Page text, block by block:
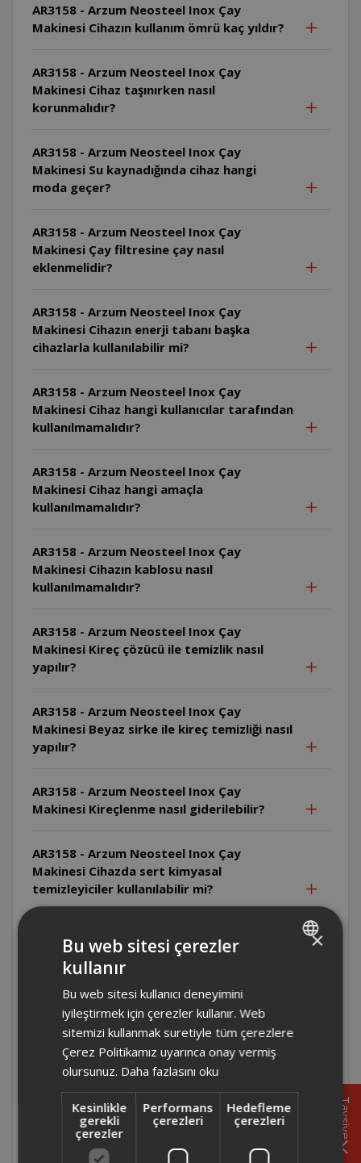
AR3158 - Arzum Neosteel Inox Çay
Makinesi Cihazın kullanım ömrü kaç yıldır?
AR3158 - Arzum Neosteel Inox Çay
Makinesi Cihaz taşınırken nasıl
korunmalıdır?
AR3158 - Arzum Neosteel Inox Çay
Makinesi Su kaynadığında cihaz hangi
moda geçer?
AR3158 - Arzum Neosteel Inox Çay
Makinesi Çay filtresine çay nasıl
eklenmelidir?
AR3158 - Arzum Neosteel Inox Çay
Makinesi Cihazın enerji tabanı başka
cihazlarla kullanılabilir mi?
AR3158 - Arzum Neosteel Inox Çay
Makinesi Cihaz hangi kullanıcılar tarafından
kullanılmamalıdır?
AR3158 - Arzum Neosteel Inox Çay
Makinesi Cihaz hangi amaçla
kullanılmamalıdır?
AR3158 - Arzum Neosteel Inox Çay
Makinesi Cihazın kablosu nasıl
kullanılmamalıdır?
AR3158 - Arzum Neosteel Inox Çay
Makinesi Kireç çözücü ile temizlik nasıl
yapılır?
AR3158 - Arzum Neosteel Inox Çay
Makinesi Beyaz sirke ile kireç temizliği nasıl
yapılır?
AR3158 - Arzum Neosteel Inox Çay
Makinesi Kireçlenme nasıl giderilebilir?
AR3158 - Arzum Neosteel Inox Çay
Makinesi Cihazda sert kimyasal
temizleyiciler kullanılabilir mi?
Makinesi Su ısıtıcısı nasıl temizlenmelidir?
AR3158 - Arzum Neosteel Inox Çay
Makinesi Cihazın hangi parçaları elde
yıkanabilir?
AR3158 - Arzum Neosteel Inox Çay
Makinesi Cihaz hangi ortamlarda
kullanılmamalıdır?
AR3158 - Arzum Neosteel Inox Çay
Tavsiye
×
Bu web sitesi çerezler
kullanır
Bu web sitesi kullanıcı deneyimini
iyileştirmek için çerezler kullanır. Web
sitemizi kullanmak suretiyle tüm çerezlere
Çerez Politikamız uyarınca onay vermiş
olursunuz. Daha fazlasını oku
Kesinlikle
gerekli
çerezler
Performans
çerezleri
Hedefleme
çerezleri